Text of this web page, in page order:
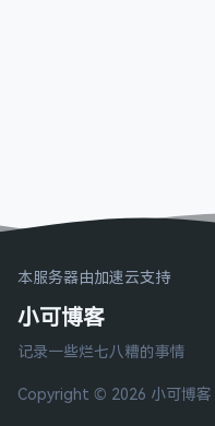
本服务器由加速云支持
小可博客
记录一些烂七八糟的事情
Copyright © 2026 小可博客